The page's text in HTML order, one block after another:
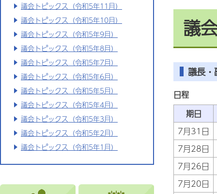
議会トピックス（令和5年11月）
議会トピックス（令和5年10月）
議会トピックス（令和5年9月）
議会トピックス（令和5年8月）
議会トピックス（令和5年7月）
議会トピックス（令和5年6月）
議会トピックス（令和5年5月）
議会トピックス（令和5年4月）
議会トピックス（令和5年3月）
議会トピックス（令和5年2月）
議会トピックス（令和5年1月）
議
議長
日程
期日
7月31日
7月28日
7月26日
7月20日